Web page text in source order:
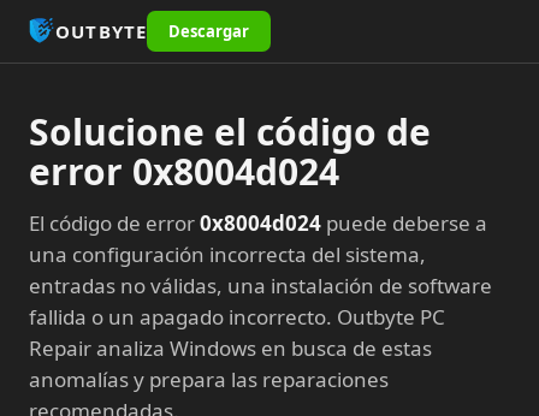
OUTBYTE Descargar
Solucione el código de
error 0x8004d024
El código de error0x8004d024 puede deberse a
una configuración incorrecta del sistema,
entradas no válidas, una instalación de software
fallida o un apagado incorrecto. Outbyte PC
Repair analiza Windows en busca de estas
anomalías y prepara las reparaciones